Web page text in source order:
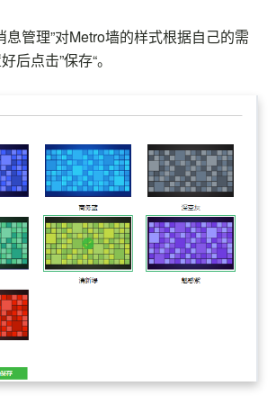
息管理”对Metro墙的样式根据自己的需
后点击”保存“。